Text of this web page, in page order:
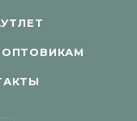
ОПТОВИКАМ